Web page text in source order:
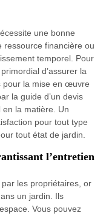
une bonne
ressource financière ou
temporel. Pour
d’assurer la
pour la mise en œuvre
la guide d’un devis
la matière. Un
pour tout type
tout état de jardin.
l’entretien
les propriétaires, or
un jardin. Ils
Vous pouvez